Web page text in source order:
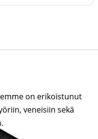
on erikoistunut
veneisiin sekä